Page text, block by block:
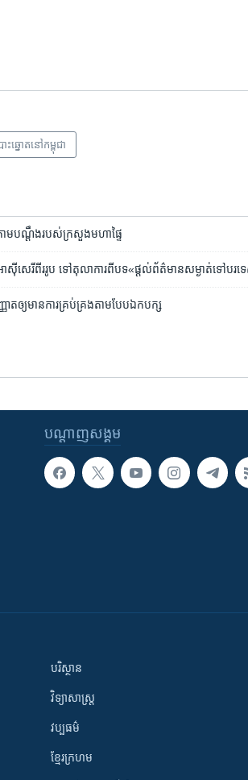
ះឆ្នោត​​នៅ​កម្ពុជា
ម​បណ្តឹង​របស់​ក្រសួង​មហាផ្ទៃ​
ាស៊ី​សេរី​ពីរ​រូប​ ​ទៅ​តុលាការ​ពី​បទ​«ផ្តល់​ព័ត៌មាន​សម្ងាត់​ទៅ​បរទ
ឲ្យ​មាន​ការ​គ្រប់គ្រង​តាម​បែប​ឯក​បក្ស
បណ្តាញ​សង្គម
បរិស្ថាន
វិទ្យាសាស្រ្ត
វប្បធម៌
ខ្មែរក្រហម